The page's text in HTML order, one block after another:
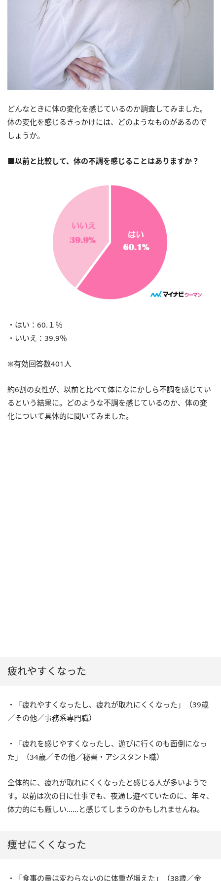
どんなときに体の変化を感じているのか調査してみました。
体の変化を感じるきっかけには、どのようなものがあるので
しょうか。
■以前と比較して、体の不調を感じることはありますか？
・はい：60.１％
・いいえ：39.9％
※有効回答数401人
約6割の女性が、以前と比べて体になにかしら不調を感じてい
るという結果に。どのような不調を感じているのか、体の変
化について具体的に聞いてみました。
疲れやすくなった
・「疲れやすくなったし、疲れが取れにくくなった」（39歳
／その他／事務系専門職）
・「疲れを感じやすくなったし、遊びに行くのも面倒になっ
た」（34歳／その他／秘書・アシスタント職）
全体的に、疲れが取れにくくなったと感じる人が多いようで
す。以前は次の日に仕事でも、夜通し遊べていたのに、年々、
体力的にも厳しい……と感じてしまうのかもしれませんね。
痩せにくくなった
・「食事の量は変わらないのに体重が増えた」（38歳／金